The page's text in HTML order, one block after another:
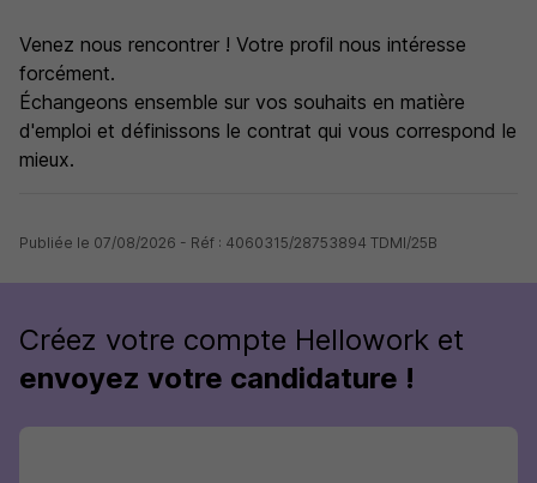
Venez nous rencontrer ! Votre profil nous intéresse
forcément.
Échangeons ensemble sur vos souhaits en matière
d'emploi et définissons le contrat qui vous correspond le
mieux.
Publiée le 07/08/2026 - Réf : 4060315/28753894 TDMI/25B
Créez votre compte Hellowork et
envoyez votre candidature !